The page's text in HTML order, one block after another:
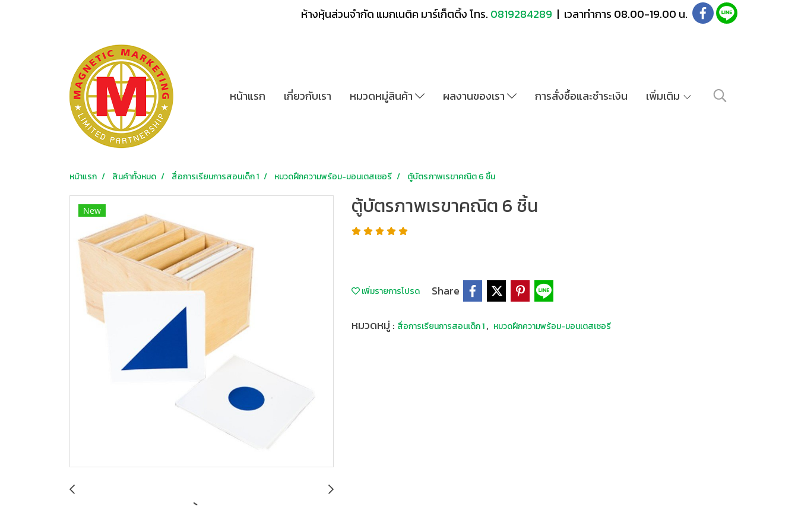
ห้างหุ้นส่วนจำกัด แมกเนติค มาร์เก็ตติ้ง โทร. 0819284289 | เวลาทำการ 08.00-19.00 น.
หน้าแรก เกี่ยวกับเรา หมวดหมู่สินค้า ผลงานของเรา การสั่งซื้อและชำระเงิน เพิ่มเติม
หน้าแรก สินค้าทั้งหมด สื่อการเรียนการสอนเด็ก 1 หมวดฝึกความพร้อม-มอนเตสเซอรี ตู้บัตรภาพเรขาคณิต 6 ชิ้น
New ตู้บัตรภาพเรขาคณิต 6 ชิ้น
เพิ่มรายการโปรด Share
หมวดหมู่ : สื่อการเรียนการสอนเด็ก 1, หมวดฝึกความพร้อม-มอนเตสเซอรี